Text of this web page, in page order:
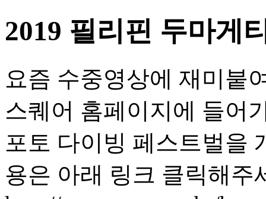
2019 필리핀 두마게
요즘 수중영상에 재미붙
스퀘어 홈페이지에 들어
포토 다이빙 페스트벌을
용은 아래 링크 클릭해주